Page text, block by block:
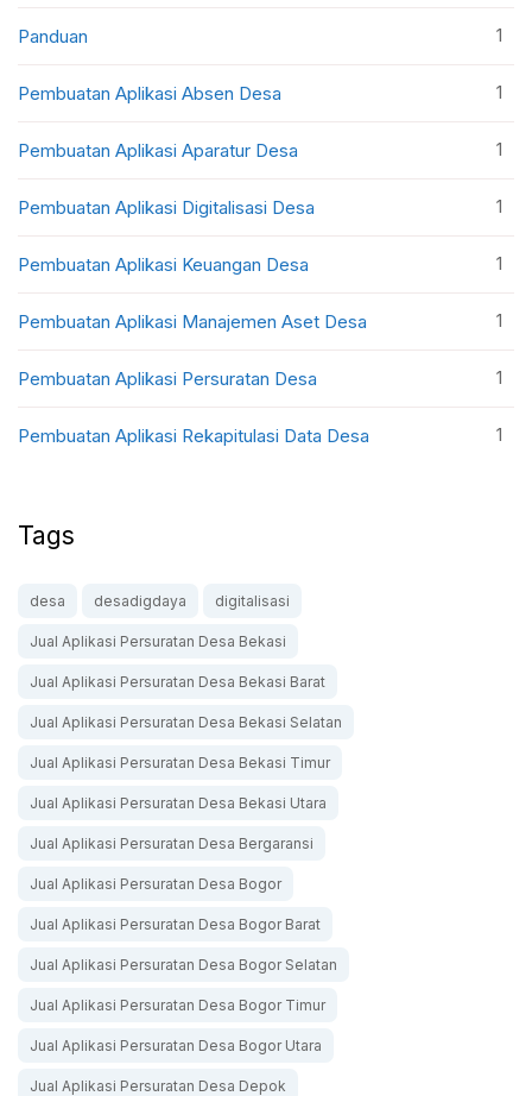
Panduan 1
Pembuatan Aplikasi Absen Desa 1
Pembuatan Aplikasi Aparatur Desa 1
Pembuatan Aplikasi Digitalisasi Desa 1
Pembuatan Aplikasi Keuangan Desa 1
Pembuatan Aplikasi Manajemen Aset Desa 1
Pembuatan Aplikasi Persuratan Desa 1
Pembuatan Aplikasi Rekapitulasi Data Desa 1
Tags
desa desadigdaya digitalisasi
Jual Aplikasi Persuratan Desa Bekasi
Jual Aplikasi Persuratan Desa Bekasi Barat
Jual Aplikasi Persuratan Desa Bekasi Selatan
Jual Aplikasi Persuratan Desa Bekasi Timur
Jual Aplikasi Persuratan Desa Bekasi Utara
Jual Aplikasi Persuratan Desa Bergaransi
Jual Aplikasi Persuratan Desa Bogor
Jual Aplikasi Persuratan Desa Bogor Barat
Jual Aplikasi Persuratan Desa Bogor Selatan
Jual Aplikasi Persuratan Desa Bogor Timur
Jual Aplikasi Persuratan Desa Bogor Utara
Jual Aplikasi Persuratan Desa Depok